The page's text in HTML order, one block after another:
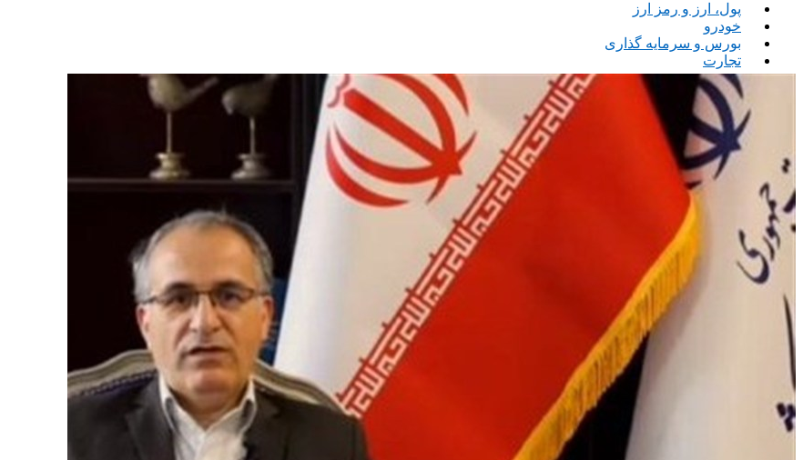
پول، ارز و رمز ارز
خودرو
بورس و سرمایه گذاری
تجارت